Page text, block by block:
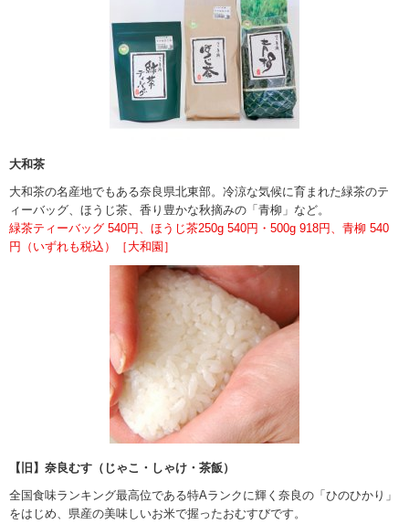
大和茶
大和茶の名産地でもある奈良県北東部。冷涼な気候に育まれた緑茶のテ
ィーバッグ、ほうじ茶、香り豊かな秋摘みの「青柳」など。
緑茶ティーバッグ 540円、ほうじ茶250g 540円・500g 918円、青柳 540
円（いずれも税込）［大和園］
【旧】奈良むす（じゃこ・しゃけ・茶飯）
全国食味ランキング最高位である特Aランクに輝く奈良の「ひのひかり」
をはじめ、県産の美味しいお米で握ったおむすびです。